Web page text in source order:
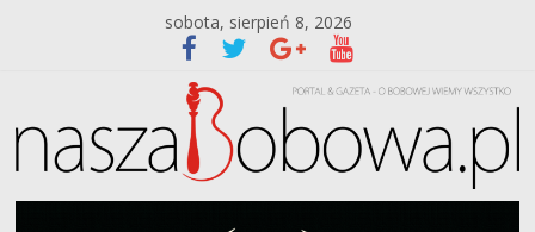
sobota, sierpień 8, 2026